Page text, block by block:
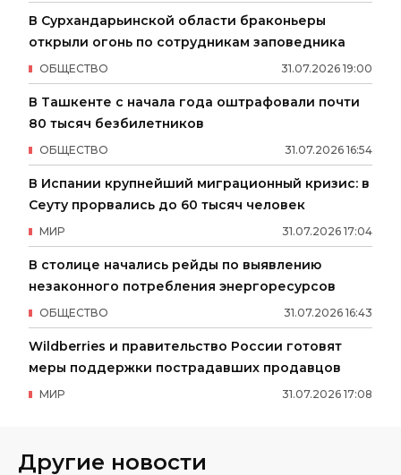
В Сурхандарьинской области браконьеры
открыли огонь по сотрудникам заповедника
31.07.2026 19:00
ОБЩЕСТВО
В Ташкенте с начала года оштрафовали почти
80 тысяч безбилетников
31.07.2026 16:54
ОБЩЕСТВО
В Испании крупнейший миграционный кризис: в
Сеуту прорвались до 60 тысяч человек
31.07.2026 17:04
МИР
В столице начались рейды по выявлению
незаконного потребления энергоресурсов
31.07.2026 16:43
ОБЩЕСТВО
Wildberries и правительство России готовят
меры поддержки пострадавших продавцов
31.07.2026 17:08
МИР
Другие новости